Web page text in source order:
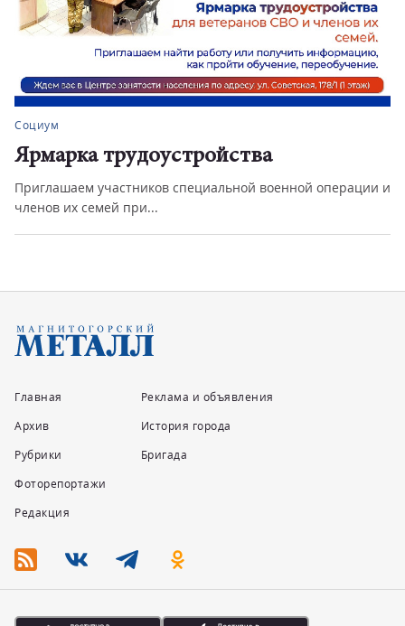
Социум
Ярмарка трудоустройства
Приглашаем участников специальной военной операции и
членов их семей при...
Главная
Архив
Рубрики
Фоторепортажи
Редакция
Реклама и объявления
История города
Бригада